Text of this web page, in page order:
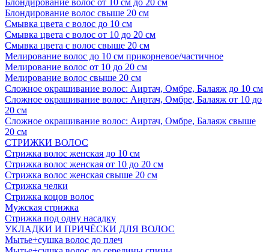
Блондирование волос от 10 см до 20 см
Блондирование волос свыше 20 см
Смывка цвета с волос до 10 см
Смывка цвета с волос от 10 до 20 см
Смывка цвета с волос свыше 20 см
Мелирование волос до 10 см прикорневое/частичное
Мелирование волос от 10 до 20 см
Мелирование волос свыше 20 см
Сложное окрашивание волос: Аиртач, Омбре, Балаяж до 10 см
Сложное окрашивание волос: Аиртач, Омбре, Балаяж от 10 до
20 см
Сложное окрашивание волос: Аиртач, Омбре, Балаяж свыше
20 см
СТРИЖКИ ВОЛОС
Стрижка волос женская до 10 см
Стрижка волос женская от 10 до 20 см
Стрижка волос женская свыше 20 см
Стрижка челки
Стрижка коцов волос
Мужская стрижка
Стрижка под одну насадку
УКЛАДКИ И ПРИЧЁСКИ ДЛЯ ВОЛОС
Мытье+сушка волос до плеч